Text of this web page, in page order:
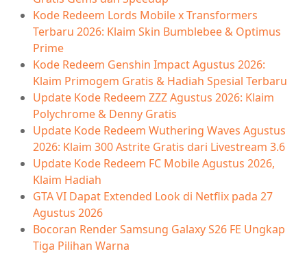
Kode Redeem Lords Mobile x Transformers
Terbaru 2026: Klaim Skin Bumblebee & Optimus
Prime
Kode Redeem Genshin Impact Agustus 2026:
Klaim Primogem Gratis & Hadiah Spesial Terbaru
Update Kode Redeem ZZZ Agustus 2026: Klaim
Polychrome & Denny Gratis
Update Kode Redeem Wuthering Waves Agustus
2026: Klaim 300 Astrite Gratis dari Livestream 3.6
Update Kode Redeem FC Mobile Agustus 2026,
Klaim Hadiah
GTA VI Dapat Extended Look di Netflix pada 27
Agustus 2026
Bocoran Render Samsung Galaxy S26 FE Ungkap
Tiga Pilihan Warna